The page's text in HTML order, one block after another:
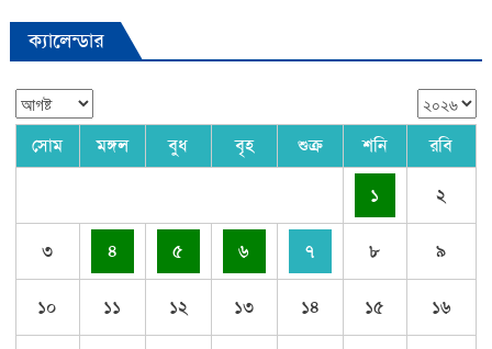
ক্যালেন্ডার
সোম মঙ্গল বুধ বৃহ শুক্র শনি রবি
১ ২
৩ ৪ ৫ ৬ ৭ ৮ ৯
১০ ১১ ১২ ১৩ ১৪ ১৫ ১৬